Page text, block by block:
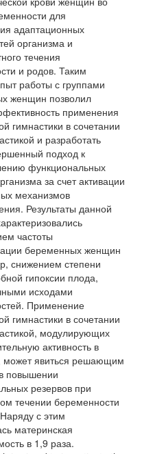
для
адаптационных
организма и
течения
и родов. Таким
работы с группами
женщин позволил
применения
гимнастики в сочетании
и разработать
подход к
функциональных
за счет активации
механизмов
Результаты данной
частоты
беременных женщин
снижением степени
гипоксии плода,
исходами
Применение
гимнастики в сочетании
модулирующих
активность в
может явиться решающим
повышении
резервов при
течении беременности
с этим
материнская
в 1,9 раза.